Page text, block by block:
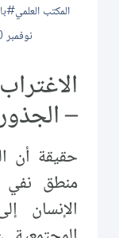
المكتب العلمي
نوفمبر 10, 2025
–
حقيقة أن
منطق
الإنسان